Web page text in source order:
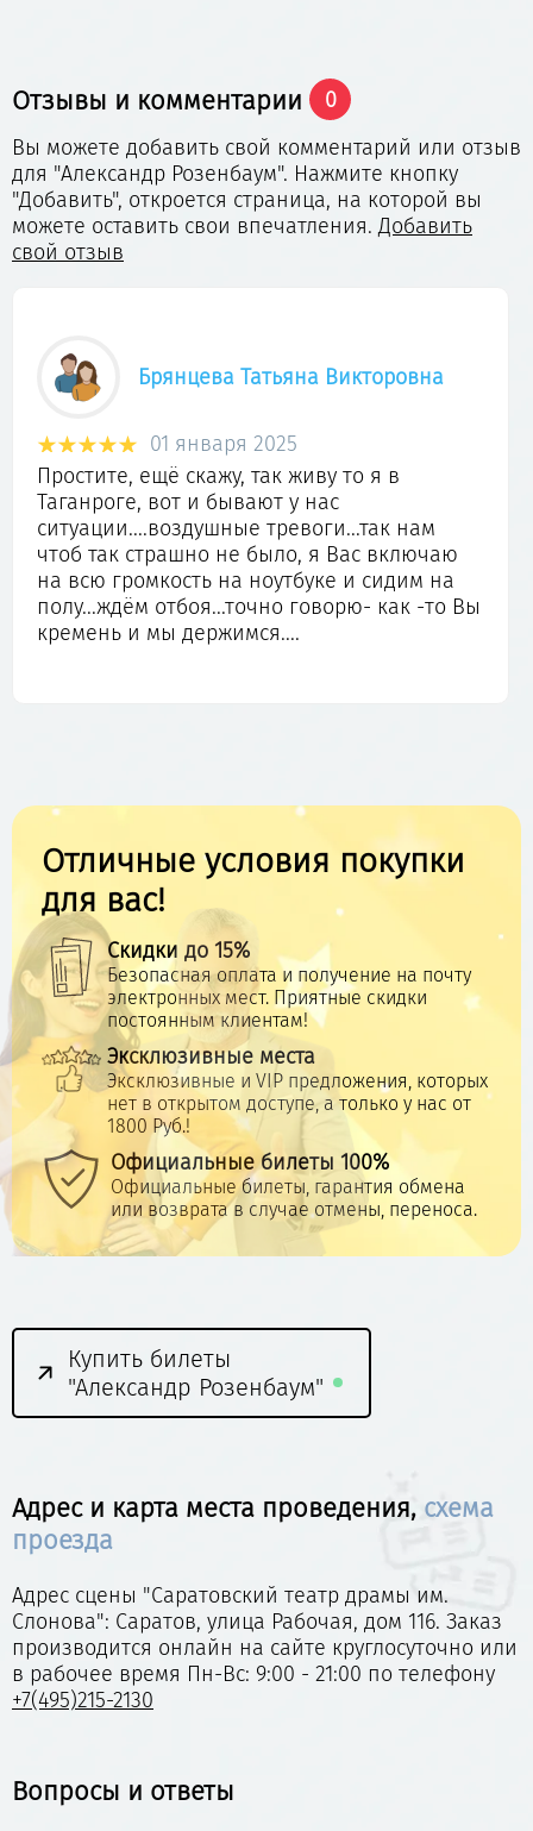
Отзывы и комментарии
0
Вы можете добавить свой комментарий или отзыв
для "Александр Розенбаум". Нажмите кнопку
"Добавить", откроется страница, на которой вы
можете оставить свои впечатления.Добавить
свой отзыв
Брянцева Татьяна Викторовна
01 января 2025
Простите, ещё скажу, так живу то я в
Таганроге, вот и бывают у нас
ситуации....воздушные тревоги...так нам
чтоб так страшно не было, я Вас включаю
на всю громкость на ноутбуке и сидим на
полу...ждём отбоя...точно говорю- как -то Вы
кремень и мы держимся....
Отличные условия покупки
для вас!
Скидки до 15%
Безопасная оплата и получение на почту
электронных мест. Приятные скидки
постоянным клиентам!
Эксклюзивные места
Эксклюзивные и VIP предложения, которых
нет в открытом доступе, а только у нас от
1800 Руб.!
Официальные билеты 100%
Официальные билеты, гарантия обмена
или возврата в случае отмены, переноса.
Купить билеты
"Александр Розенбаум"
Адрес и карта места проведения, схема
проезда
Адрес сцены "Саратовский театр драмы им.
Слонова": Саратов, улица Рабочая, дом 116. Заказ
производится онлайн на сайте круглосуточно или
в рабочее время Пн-Вс: 9:00 - 21:00 по телефону
+7(495)215-2130
Вопросы и ответы